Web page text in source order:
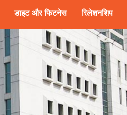
डाइट और फिटनेस रिलेशनशिप